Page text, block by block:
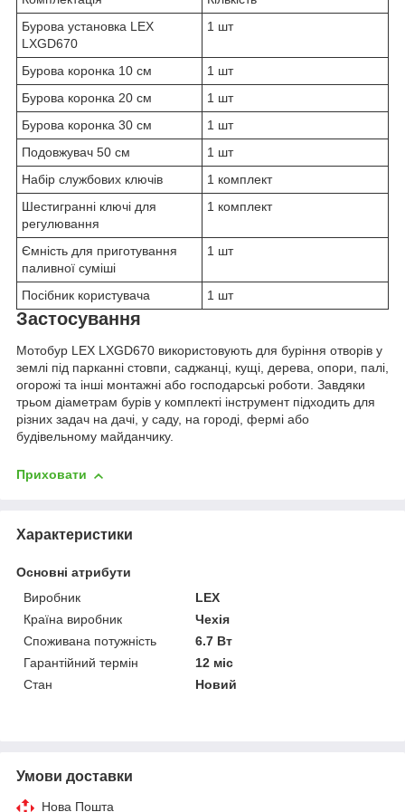
Бурова установка LEX
LXGD670
1 шт
Бурова коронка 10 см
1 шт
Бурова коронка 20 см
1 шт
Бурова коронка 30 см
1 шт
Подовжувач 50 см
1 шт
Набір службових ключів
1 комплект
Шестигранні ключі для
регулювання
1 комплект
Ємність для приготування
паливної суміші
1 шт
Посібник користувача 1 шт
Застосування
Мотобур LEX LXGD670 використовують для буріння отворів у
землі під парканні стовпи, саджанці, кущі, дерева, опори, палі,
огорожі та інші монтажні або господарські роботи. Завдяки
трьом діаметрам бурів у комплекті інструмент підходить для
різних задач на дачі, у саду, на городі, фермі або
будівельному майданчику.
Приховати
Характеристики
Основні атрибути
Виробник
LEX
Країна виробник
Чехія
Споживана потужність
6.7 Вт
Гарантійний термін
12 міс
Стан
Новий
Умови доставки
Нова Пошта